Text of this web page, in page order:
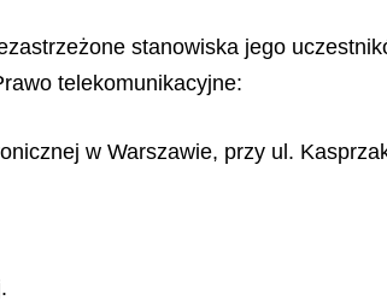
stanowiska jego
telekomunikacyjne:
w Warszawie, przy ul.